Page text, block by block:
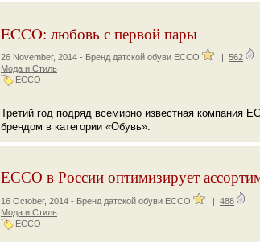
ECCO: любовь с первой пары
26 November, 2014 - Бренд датской обуви ECCO
562
Мода и Стиль
ECCO
Третий год подряд всемирно известная компания
брендом в категории «Обувь».
ЕССО в России оптимизирует
16 October, 2014 - Бренд датской обуви ECCO | 488
Мода и Стиль
ECCO